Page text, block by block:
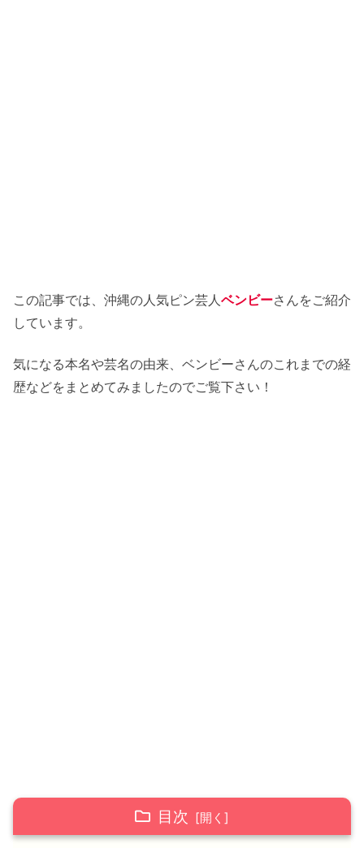
この記事では、沖縄の人気ピン芸人ベンビーさんをご紹介
しています。
気になる本名や芸名の由来、ベンビーさんのこれまでの経
歴などをまとめてみましたのでご覧下さい！
目次